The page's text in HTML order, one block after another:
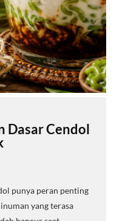
Dasar Cendol
punya peran penting
yang terasa